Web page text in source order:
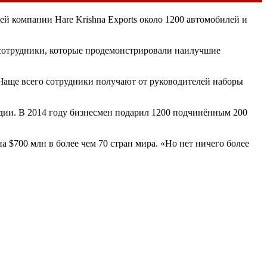
компании Hare Krishna Exports около 1200 автомобилей и
которые продемонстрировали наилучшие
всего сотрудники получают от руководителей наборы
В 2014 году бизнесмен подарил 1200 подчинённым 200
$700 млн в более чем 70 стран мира. «Но нет ничего более